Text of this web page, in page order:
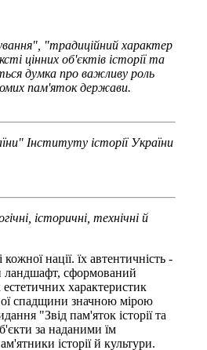
"традиційний характер
цінних об'єктів історії та
думка про важливу роль
пам'яток держави.
Інституту історії України
історичні, технічні й
нації. їх автентичність -
ландшафт, сформований
естетичних характеристик
спадщини значною мірою
"Звід пам'яток історії та
за наданими їм
історії й культури.